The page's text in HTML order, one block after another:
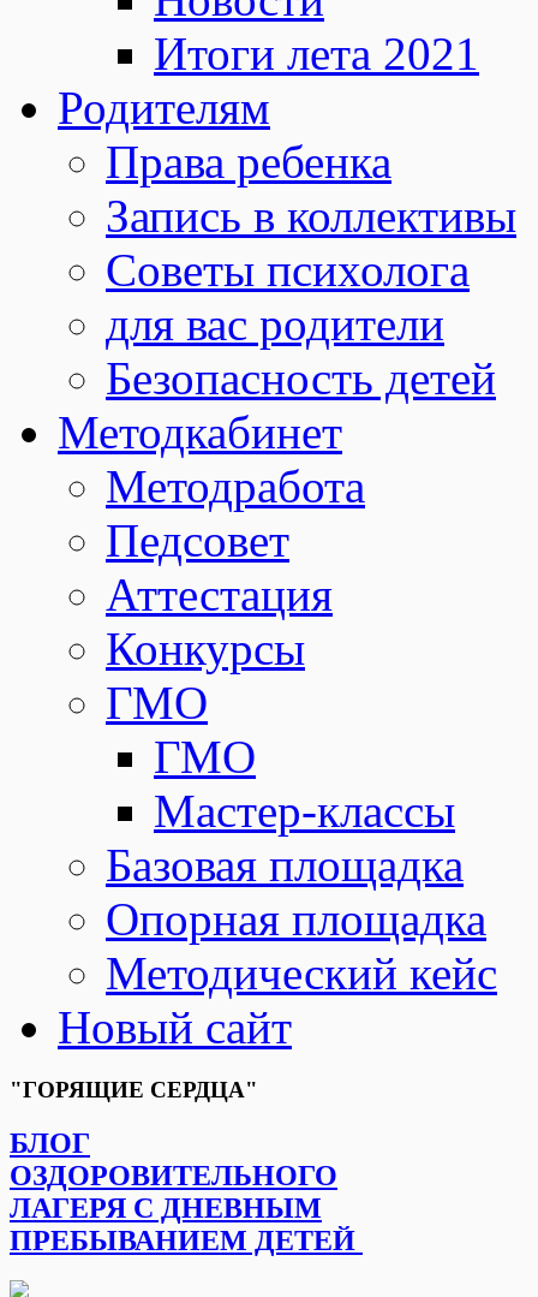
Итоги лета 2021
Родителям
Права ребенка
Запись в коллективы
Советы психолога
для вас родители
Безопасность детей
Методкабинет
Методработа
Педсовет
Аттестация
Конкурсы
ГМО
ГМО
Мастер-классы
Базовая площадка
Опорная площадка
Методический кейс
Новый сайт
"ГОРЯЩИЕ СЕРДЦА"
БЛОГ
ОЗДОРОВИТЕЛЬНОГО
ЛАГЕРЯ С ДНЕВНЫМ
ПРЕБЫВАНИЕМ ДЕТЕЙ